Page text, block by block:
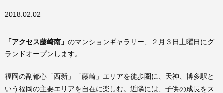
2018.02.02
「アクセス藤崎南」 のマンションギャラリー、２月３日土曜日にグ
ランドオープンします。
福岡の副都心「西新」「藤崎」エリアを徒歩圏に、天神、博多駅と
いう福岡の主要エリアを自在に楽しむ。近隣には、子供の成長をス